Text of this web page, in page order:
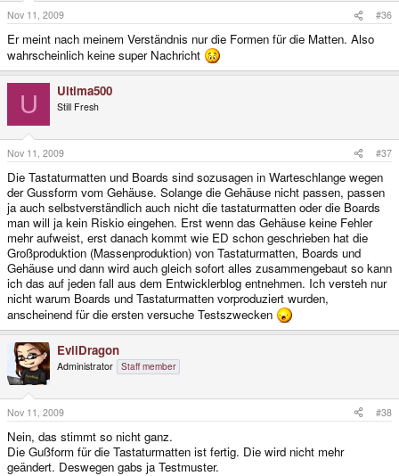
Nov 11, 2009 #36
Er meint nach meinem Verständnis nur die Formen für die Matten. Also
wahrscheinlich keine super Nachricht
U Ultima500
Still Fresh
Nov 11, 2009 #37
Die Tastaturmatten und Boards sind sozusagen in Warteschlange wegen
der Gussform vom Gehäuse. Solange die Gehäuse nicht passen, passen
ja auch selbstverständlich auch nicht die tastaturmatten oder die Boards
man will ja kein Riskio eingehen. Erst wenn das Gehäuse keine Fehler
mehr aufweist, erst danach kommt wie ED schon geschrieben hat die
Großproduktion (Massenproduktion) von Tastaturmatten, Boards und
Gehäuse und dann wird auch gleich sofort alles zusammengebaut so kann
ich das auf jeden fall aus dem Entwicklerblog entnehmen. Ich versteh nur
nicht warum Boards und Tastaturmatten vorproduziert wurden,
anscheinend für die ersten versuche Testszwecken
EvilDragon
Administrator Staff member
Nov 11, 2009 #38
Nein, das stimmt so nicht ganz.
Die Gußform für die Tastaturmatten ist fertig. Die wird nicht mehr
geändert. Deswegen gabs ja Testmuster.